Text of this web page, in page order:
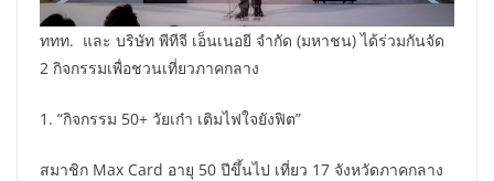
ททท. และ บริษัท พีทีจี เอ็นเนอยี จำกัด (มหาชน) ได้ร่วมกันจัด
2 กิจกรรมเพื่อชวนเที่ยวภาคกลาง
1. “กิจกรรม 50+ วัยเก๋า เติมไฟใจยังฟิต”
​สมาชิก Max Card อายุ 50 ปีขึ้นไป เที่ยว 17 จังหวัดภาคกลาง